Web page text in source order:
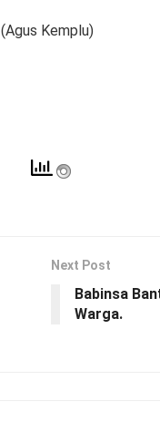
(Agus Kemplu)
Next Post
Babinsa
Warga.